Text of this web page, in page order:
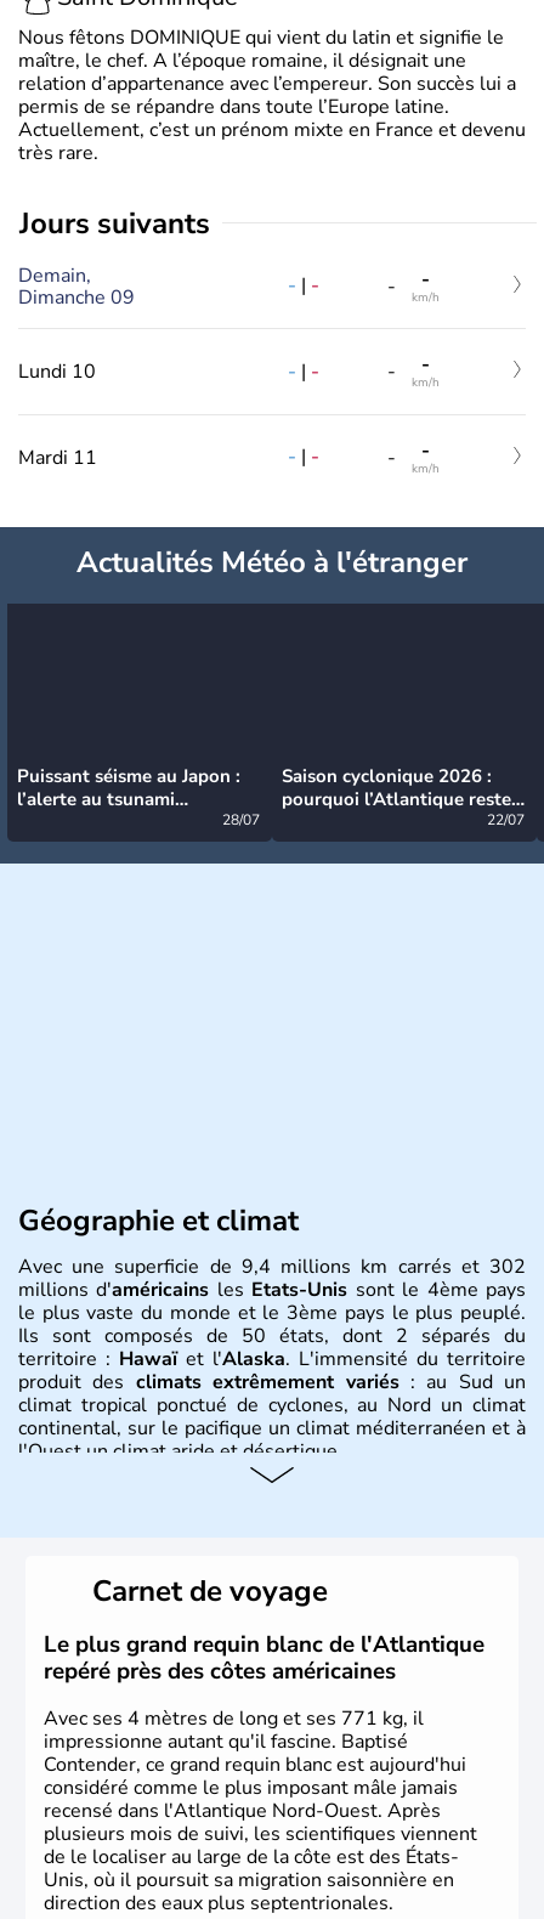
Nous fêtons DOMINIQUE qui vient du latin et signifie le
maître, le chef. A l’époque romaine, il désignait une
relation d’appartenance avec l’empereur. Son succès lui a
permis de se répandre dans toute l’Europe latine.
Actuellement, c’est un prénom mixte en France et devenu
très rare.
jours suivants
Demain,
Dimanche 09
- | - - -
km/h
Lundi 10 - | - - -
km/h
Mardi 11 - | - - -
km/h
Actualités Météo à l'étranger
Puissant séisme au Japon :
l’alerte au tsunami
28/07
Saison cyclonique 2026 :
pourquoi l’Atlantique reste
22/07
Géographie et climat
Avec une superficie de 9,4 millions km carrés et 302
millions d'américains les Etats-Unis sont le 4ème pays
le plus vaste du monde et le 3ème pays le plus peuplé.
Ils sont composés de 50 états, dont 2 séparés du
territoire : Hawaïet l'Alaska. L'immensité du territoire
produit des climats extrêmement variés: au Sud un
climat tropical ponctué de cyclones, au Nord un climat
continental, sur le pacifique un climat méditerranéen et à
l'Ouest un climat aride et désertique.
Plusieurs populations se sont succédées avant l'arrivée
des européens, suite à la découverte du continent par
Christophe Colomb en 1492. Les 13 colonies
britanniques proclament la Déclaration d'indépendance
en 1776 et adoptent leur première constitution en 1787.
La conquête de l'Ouest marque ensuite l'entrée dans une
phase de développement intense.
Carnet de voyage
Le plus grand requin blanc de l'Atlantique
repéré près des côtes américaines
Avec ses 4 mètres de long et ses 771 kg, il
impressionne autant qu'il fascine. Baptisé
Contender, ce grand requin blanc est aujourd'hui
considéré comme le plus imposant mâle jamais
recensé dans l'Atlantique Nord-Ouest. Après
plusieurs mois de suivi, les scientifiques viennent
de le localiser au large de la côte est des États-
Unis, où il poursuit sa migration saisonnière en
direction des eaux plus septentrionales.